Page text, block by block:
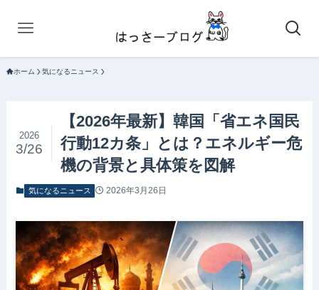
ホーム 気になるニュース
【2026年最新】韓国「省エネ国民
行動12カ条」とは？エネルギー危
機の背景と具体策を図解
2026
3/26
気になるニュース 2026年3月26日